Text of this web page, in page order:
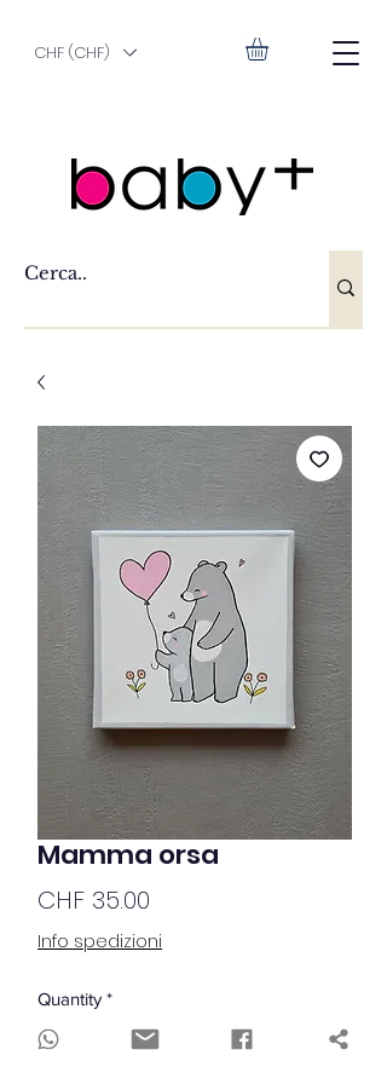
CHF (CHF)
Mamma orsa
CHF 35.00
Info spedizioni
Quantity *